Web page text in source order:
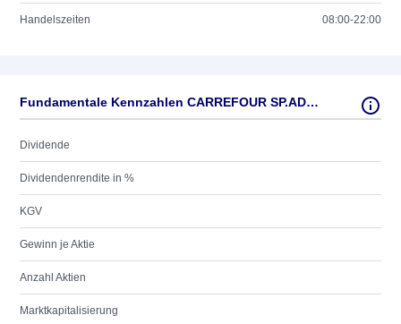
Handelszeiten 08:00-22:00
Fundamentale Kennzahlen CARREFOUR SP.ADR 1/5/O.N.
Dividende
Dividendenrendite in %
KGV
Gewinn je Aktie
Anzahl Aktien
Marktkapitalisierung